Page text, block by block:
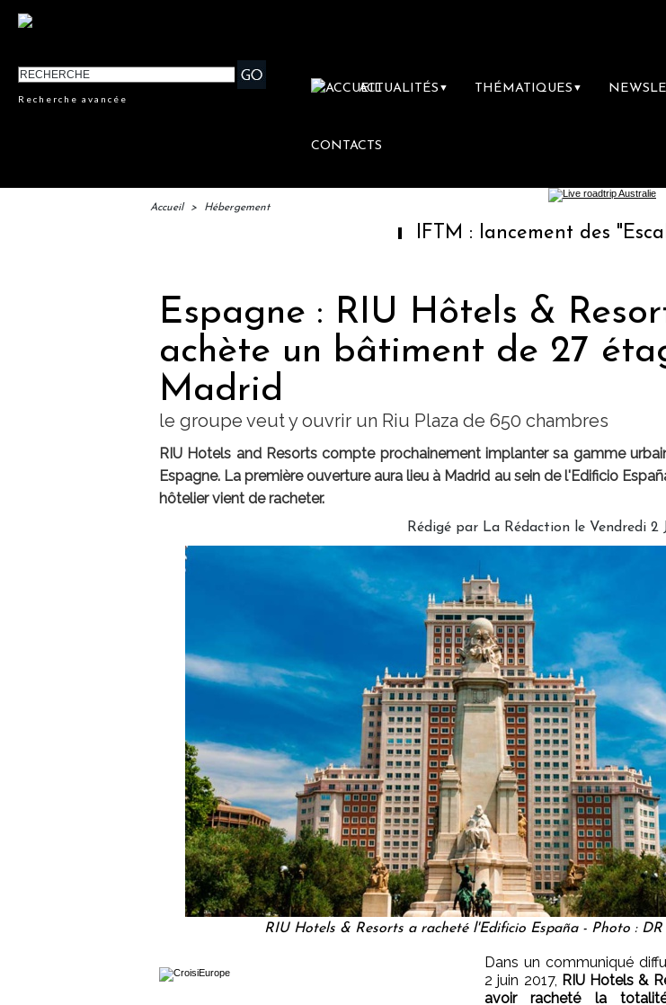
Recherche avancée
ACTUALITÉS ▼ THÉMATIQUES ▼
CONTACTS
Accueil > Hébergement
IFTM : lancement des "Escales
Espagne : RIU Hôtels &
achète un bâtiment de 27
Madrid
le groupe veut y ouvrir un Riu Plaza de 650 chambres
RIU Hotels and Resorts compte prochainement implanter sa gamme
Espagne. La première ouverture aura lieu à Madrid au sein de l'Edificio
hôtelier vient de racheter.
Rédigé par La Rédaction le Vendredi 2
RIU Hotels & Resorts a racheté l'Edificio España - Photo : DR
Dans un communiqué
2 juin 2017, RIU Hotels &
avoir racheté la